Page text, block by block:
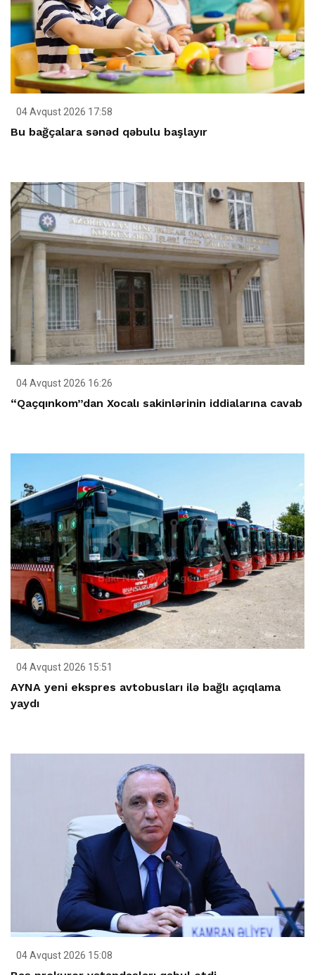
04 Avqust 2026 17:58
Bu bağçalara sənəd qəbulu başlayır
04 Avqust 2026 16:26
“Qaçqınkom”dan Xocalı sakinlərinin iddialarına cavab
04 Avqust 2026 15:51
AYNA yeni ekspres avtobusları ilə bağlı açıqlama
yaydı
04 Avqust 2026 15:08